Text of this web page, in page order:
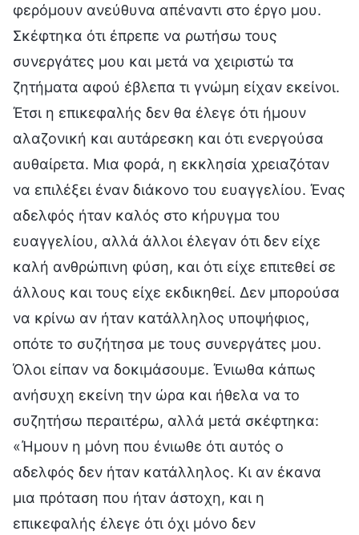
φερόμουν ανεύθυνα απέναντι στο έργο μου.
Σκέφτηκα ότι έπρεπε να ρωτήσω τους
συνεργάτες μου και μετά να χειριστώ τα
ζητήματα αφού έβλεπα τι γνώμη είχαν εκείνοι.
Έτσι η επικεφαλής δεν θα έλεγε ότι ήμουν
αλαζονική και αυτάρεσκη και ότι ενεργούσα
αυθαίρετα. Μια φορά, η εκκλησία χρειαζόταν
να επιλέξει έναν διάκονο του ευαγγελίου. Ένας
αδελφός ήταν καλός στο κήρυγμα του
ευαγγελίου, αλλά άλλοι έλεγαν ότι δεν είχε
καλή ανθρώπινη φύση, και ότι είχε επιτεθεί σε
άλλους και τους είχε εκδικηθεί. Δεν μπορούσα
να κρίνω αν ήταν κατάλληλος υποψήφιος,
οπότε το συζήτησα με τους συνεργάτες μου.
Όλοι είπαν να δοκιμάσουμε. Ένιωθα κάπως
ανήσυχη εκείνη την ώρα και ήθελα να το
συζητήσω περαιτέρω, αλλά μετά σκέφτηκα:
«Ήμουν η μόνη που ένιωθε ότι αυτός ο
αδελφός δεν ήταν κατάλληλος. Κι αν έκανα
μια πρόταση που ήταν άστοχη, και η
επικεφαλής έλεγε ότι όχι μόνο δεν